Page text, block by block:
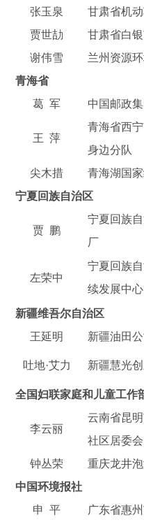
张玉泉
甘肃省机
贾世劼
甘肃省白
谢伟雪
兰州资源
青海省
葛 军
中国邮政
王 萍
青海省西
身边分队
尖木措
青海湖国
宁夏回族自治区
贾 鹏
宁夏回族
厂
左荣中
宁夏回族
续发展中心
新疆维吾尔自治区
王延明
新疆油田
吐地·艾力 新疆慧光
全国妇联家庭和儿童工作
李云丽
云南省昆
社区居委会
钟丛荣
重庆龙井
中国环境报社
申 平
广东省惠